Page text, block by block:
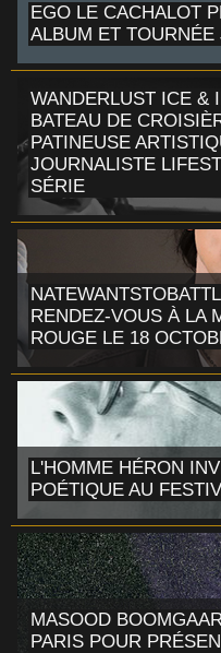
EGO LE CACHALOT
ALBUM ET
WANDERLUST ICE &
BATEAU DE
PATINEUSE
JOURNALISTE
SÉRIE
RENDEZ-VOUS À LA
ROUGE LE 18
L'HOMME HÉRON
POÉTIQUE AU
MASOOD
PARIS POUR